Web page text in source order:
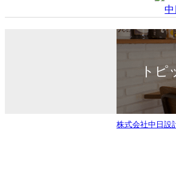
トピ
株式会社中日設